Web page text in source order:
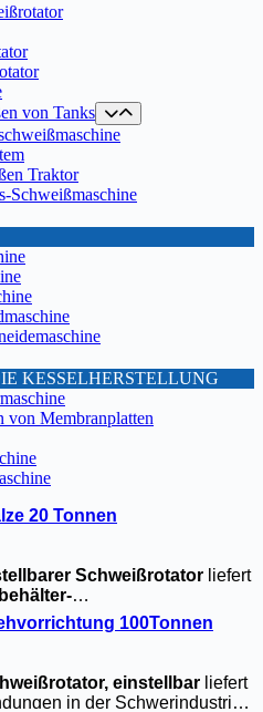
von Tanks
Traktor
Schweißmaschine
KESSELHERSTELLUNG
von Membranplatten
20 Tonnen
Schweißrotator liefert
. Mithydraulische
Rutsch-
CE/ISO-zertifiziertmit 2 Jahre
WindturmProjekte.
100Tonnen
einstellbar liefert
in der Schwerindustrie.